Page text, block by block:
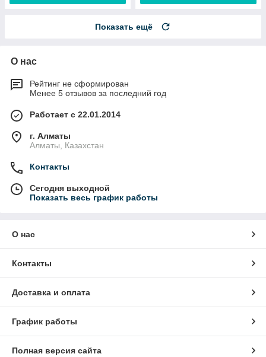
Показать ещё
О нас
Рейтинг не сформирован
Менее 5 отзывов за последний год
Работает с 22.01.2014
г. Алматы
Алматы, Казахстан
Контакты
Сегодня выходной
Показать весь график работы
О нас
Контакты
Доставка и оплата
График работы
Полная версия сайта